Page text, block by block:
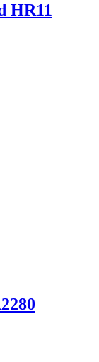
HR11